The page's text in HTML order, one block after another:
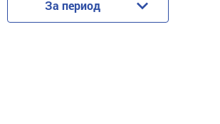
За период